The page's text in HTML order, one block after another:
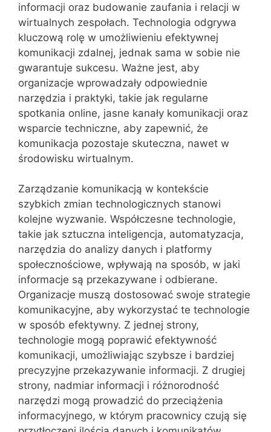
informacji oraz budowanie zaufania i relacji w
wirtualnych zespołach. Technologia odgrywa
kluczową rolę w umożliwieniu efektywnej
komunikacji zdalnej, jednak sama w sobie nie
gwarantuje sukcesu. Ważne jest, aby
organizacje wprowadzały odpowiednie
narzędzia i praktyki, takie jak regularne
spotkania online, jasne kanały komunikacji oraz
wsparcie techniczne, aby zapewnić, że
komunikacja pozostaje skuteczna, nawet w
środowisku wirtualnym.
Zarządzanie komunikacją w kontekście
szybkich zmian technologicznych stanowi
kolejne wyzwanie. Współczesne technologie,
takie jak sztuczna inteligencja, automatyzacja,
narzędzia do analizy danych i platformy
społecznościowe, wpływają na sposób, w jaki
informacje są przekazywane i odbierane.
Organizacje muszą dostosować swoje strategie
komunikacyjne, aby wykorzystać te technologie
w sposób efektywny. Z jednej strony,
technologie mogą poprawić efektywność
komunikacji, umożliwiając szybsze i bardziej
precyzyjne przekazywanie informacji. Z drugiej
strony, nadmiar informacji i różnorodność
narzędzi mogą prowadzić do przeciążenia
informacyjnego, w którym pracownicy czują się